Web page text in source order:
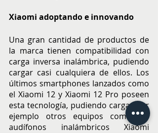
Xiaomi adoptando e innovando
Una gran cantidad de productos de
la marca tienen compatibilidad con
carga inversa inalámbrica, pudiendo
cargar casi cualquiera de ellos. Los
últimos smartphones lanzados como
el Xiaomi 12 y Xiaomi 12 Pro poseen
esta tecnología, pudiendo cargar por
ejemplo otros equipos como los
audífonos inalámbricos Xiaomi